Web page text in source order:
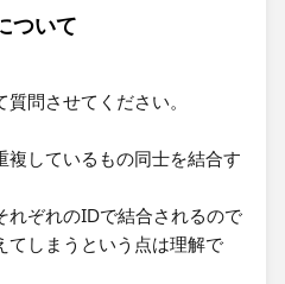
ついて
問させてください。
複しているもの同士を結合す
れぞれのIDで結合されるので
てしまうという点は理解で